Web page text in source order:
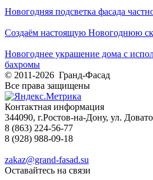
Новогодняя подсветка фасада
Создаём настоящую Новогоднюю
Новогоднее украшение дома с
бахромы
© 2011-2026 Гранд-Фасад
Все права защищены
Контактная информация
344090, г.Ростов-на-Дону, ул.
8 (863) 224-56-77
8 (928) 988-09-18
zakaz@grand-fasad.su
Оставайтесь на связи